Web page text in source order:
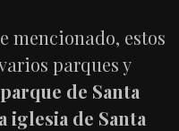
mencionado, estos
parques y
parque de Santa
iglesia de Santa